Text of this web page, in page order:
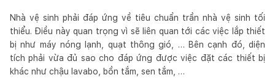
Nhà vệ sinh phải đáp ứng về tiêu chuẩn trần nhà vệ sinh tối
thiểu. Điều này quan trọng vì sẽ liên quan tới các việc lắp thiết
bị như máy nóng lạnh, quạt thông gió, … Bên cạnh đó, diện
tích phải vừa đủ sao cho đáp ứng được việc đặt các thiết bị
khác như chậu lavabo, bồn tắm, sen tắm, …